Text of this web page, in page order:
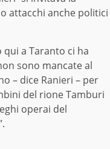
attacchi anche politici
qui a Taranto ci ha
sono mancate al
– dice Ranieri – per
del rione Tamburi
operai del